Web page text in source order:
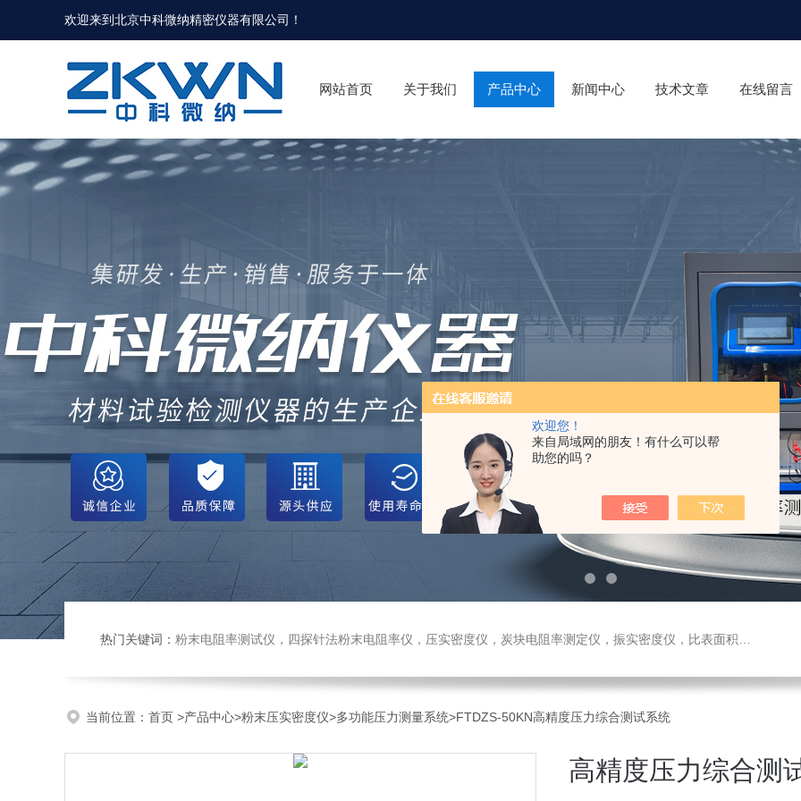
欢迎您！
来自局域网的朋友！有什么可以帮
助您的吗？
欢迎来到北京中科微纳精密仪器有限公司！
网站首页 关于我们 产品中心 新闻中心 技术文章 在线留言
热门关键词： 粉末电阻率测试仪，四探针法粉末电阻率仪，压实密度仪，炭块电阻率测定仪，振实密度仪，比表面积测试仪，真密度仪，炭块热膨胀仪，炭块透气率仪，炭块二氧化碳反应测定仪
当前位置： 首页 >产品中心>粉末压实密度仪>多功能压力测量系统>FTDZS-50KN高精度压力综合测试系统
高精度压力综合测